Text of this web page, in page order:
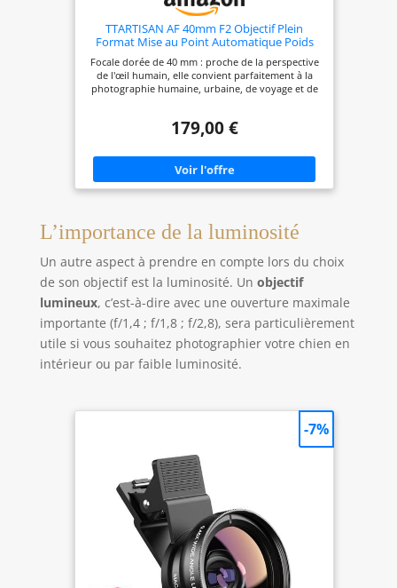
TTARTISAN AF 40mm F2 Objectif Plein
Format Mise au Point Automatique Poids
léger Objectif Polyvalent (pour Nikon Z)
Focale dorée de 40 mm : proche de la perspective
de l'œil humain, elle convient parfaitement à la
photographie humaine, urbaine, de voyage et de
claire même dans des conditions de faible
aluminium aéronautique ne pèse que 167 à 176 g,
ce qui en fait un objectif idéal pour les
déplacements. Haute qualité d'image : la
combinaison de lentilles à dispersion extra-faible
haute qualité d'image même dans un boîtier
compact. Autofocus rapide et silencieux : adopte
mise au point rapide et fluide. Prend en charge la
reconnaissance des yeux/visages.
179,00 €
L’importance de la luminosité
Un autre aspect à prendre en compte lors du choix
de son objectif est la luminosité. Un objectif
lumineux, c’est-à-dire avec une ouverture maximale
importante (f/1,4 ; f/1,8 ; f/2,8), sera particulièrement
utile si vous souhaitez photographier votre chien en
intérieur ou par faible luminosité.
-7%